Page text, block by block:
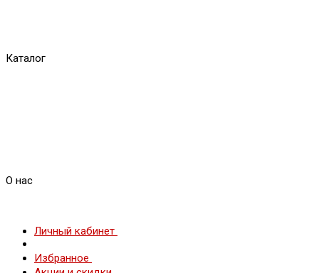
Каталог
О нас
Личный кабинет
Избранное